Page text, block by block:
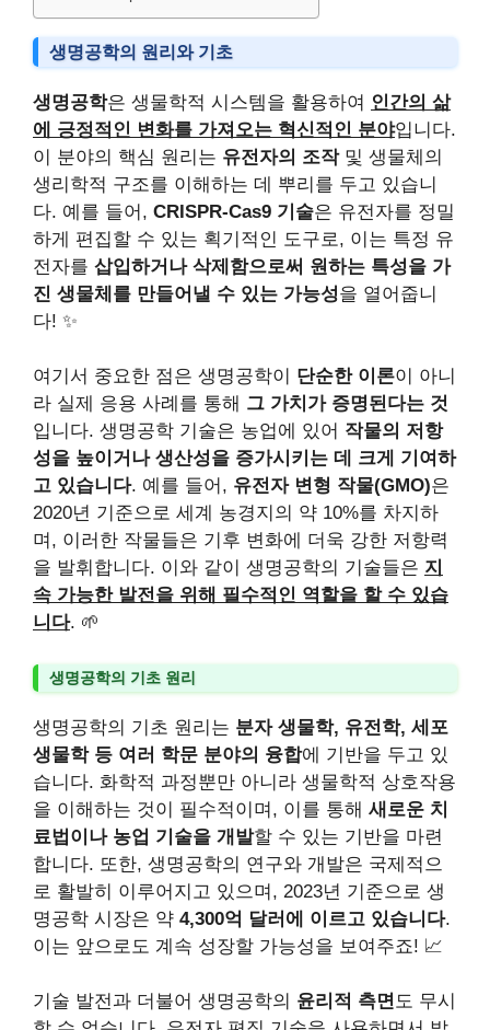
생명공학의 원리와 기초
생명공학은 생물학적 시스템을 활용하여 인간의 삶
에 긍정적인 변화를 가져오는 혁신적인 분야입니다.
이 분야의 핵심 원리는 유전자의 조작및 생물체의
생리학적 구조를 이해하는 데 뿌리를 두고 있습니
다. 예를 들어, CRISPR-Cas9 기술은 유전자를 정밀
하게 편집할 수 있는 획기적인 도구로, 이는 특정 유
전자를 삽입하거나 삭제함으로써 원하는 특성을 가
진 생물체를 만들어낼 수 있는 가능성을 열어줍니
다! ✨
여기서 중요한 점은 생명공학이 단순한 이론이 아니
라 실제 응용 사례를 통해 그 가치가 증명된다는 것
입니다. 생명공학 기술은 농업에 있어 작물의 저항
성을 높이거나 생산성을 증가시키는 데 크게 기여하
고 있습니다. 예를 들어, 유전자 변형 작물(GMO)은
2020년 기준으로 세계 농경지의 약 10%를 차지하
며, 이러한 작물들은 기후 변화에 더욱 강한 저항력
을 발휘합니다. 이와 같이 생명공학의 기술들은 지
속 가능한 발전을 위해 필수적인 역할을 할 수 있습
니다. 🌱
생명공학의 기초 원리
생명공학의 기초 원리는 분자 생물학, 유전학, 세포
생물학 등 여러 학문 분야의 융합에 기반을 두고 있
습니다. 화학적 과정뿐만 아니라 생물학적 상호작용
을 이해하는 것이 필수적이며, 이를 통해 새로운 치
료법이나 농업 기술을 개발할 수 있는 기반을 마련
합니다. 또한, 생명공학의 연구와 개발은 국제적으
로 활발히 이루어지고 있으며, 2023년 기준으로 생
명공학 시장은 약 4,300억 달러에 이르고 있습니다.
이는 앞으로도 계속 성장할 가능성을 보여주죠! 📈
기술 발전과 더불어 생명공학의 윤리적 측면도 무시